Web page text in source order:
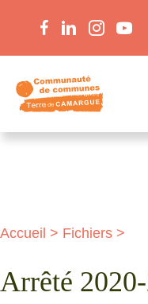
Accueil > Fichiers >
Arrêté